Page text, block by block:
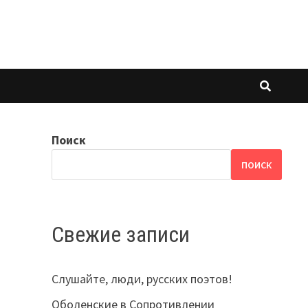
Поиск
ПОИСК
Свежие записи
Слушайте, люди, русских поэтов!
Оболенские в Сопротивлении